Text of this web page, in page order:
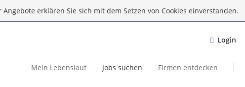
erklären Sie sich mit dem Setzen von Cookies einverstanden.
Login
Mein Lebenslauf Jobs suchen Firmen entdecken